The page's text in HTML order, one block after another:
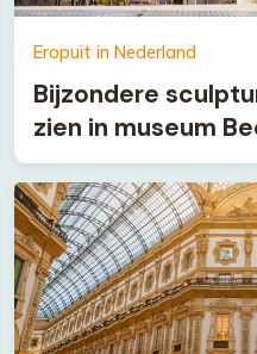
Eropuit in Nederland
Bijzondere
zien in museum